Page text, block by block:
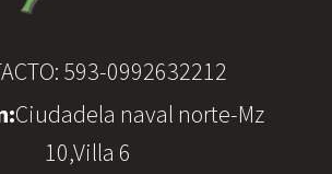
593-0992632212
Ciudadela naval norte-Mz
10,Villa 6